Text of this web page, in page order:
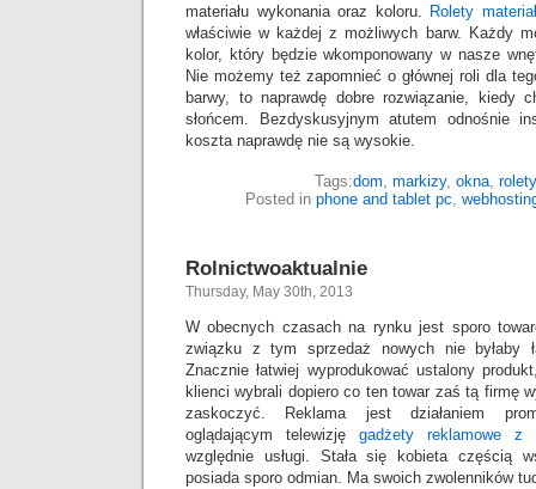
materiału wykonania oraz koloru. Rolety
właściwie w każdej z możliwych barw. Każdy
kolor, który będzie wkomponowany w nasze
Nie możemy też zapomnieć o głównej roli dla
barwy, to naprawdę dobre rozwiązanie, kiedy
słońcem. Bezdyskusyjnym atutem odnośnie
koszta naprawdę nie są wysokie.
Tags:dom, markizy, okna, rolety
Posted in phone and tablet pc,
Rolnictwoaktualnie
Thursday, May 30th, 2013
W obecnych czasach na rynku jest sporo
związku z tym sprzedaż nowych nie byłaby
Znacznie łatwiej wyprodukować ustalony
klienci wybrali dopiero co ten towar zaś tą firmę
zaskoczyć. Reklama jest działaniem
oglądającym telewizję gadżety reklamowe z
względnie usługi. Stała się kobieta częścią
posiada sporo odmian. Ma swoich zwolenników